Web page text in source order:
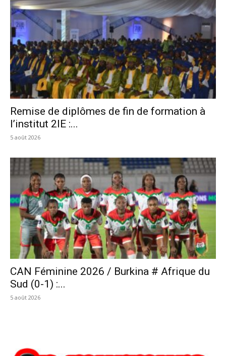
Remise de diplômes de fin de formation à
l’institut 2IE :...
5 août 2026
CAN Féminine 2026 / Burkina # Afrique du
Sud (0-1) :...
5 août 2026